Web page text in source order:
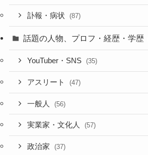
訃報・病状 (87)
話題の人物、プロフ・経歴・学歴
YouTuber・SNS (35)
アスリート (47)
一般人 (56)
実業家・文化人 (57)
政治家 (37)